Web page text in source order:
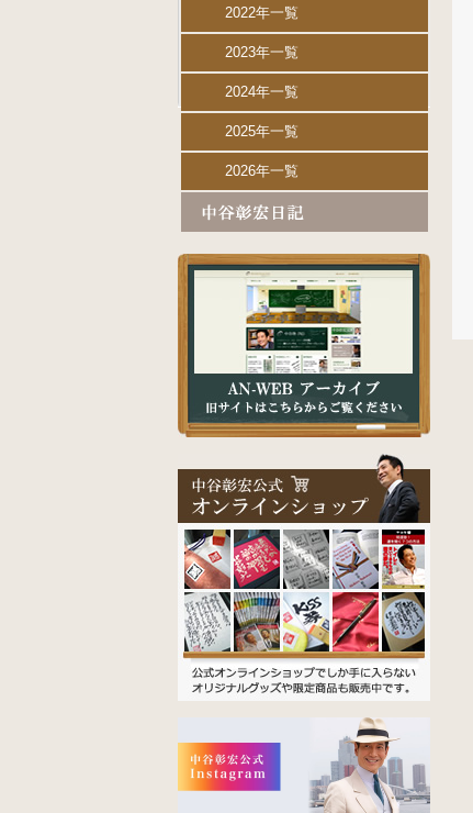
2022年一覧
2023年一覧
2024年一覧
2025年一覧
2026年一覧